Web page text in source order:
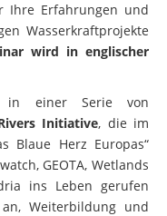
Ihre Erfahrungen und
Wasserkraftprojekte
wird in englischer
in einer Serie von
Initiative, die im
Blaue Herz Europas“
GEOTA, Wetlands
ins Leben gerufen
Weiterbildung und